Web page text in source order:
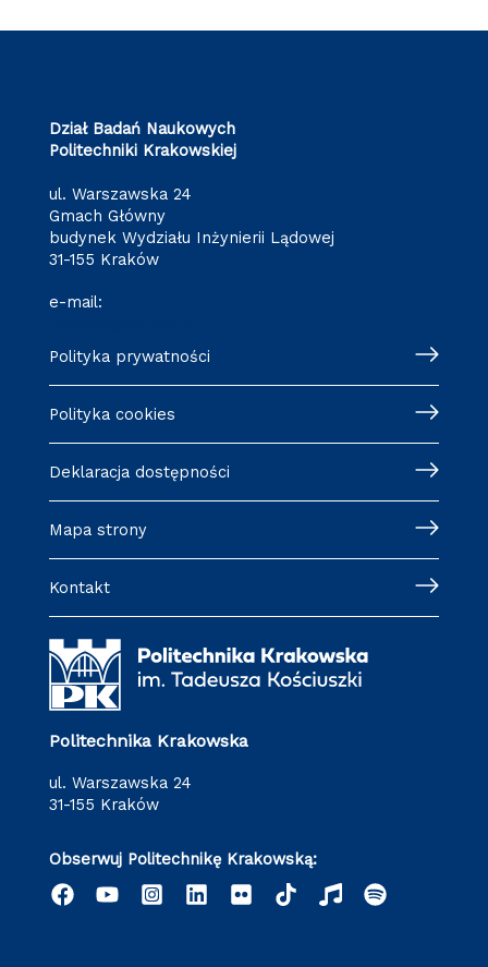
Dział Badań Naukowych
Politechniki Krakowskiej
ul. Warszawska 24
Gmach Główny
budynek Wydziału Inżynierii Lądowej
31-155 Kraków
e-mail:
Polityka prywatności
Polityka cookies
Deklaracja dostępności
Mapa strony
Kontakt
Politechnika Krakowska
ul. Warszawska 24
31-155 Kraków
Obserwuj Politechnikę Krakowską: